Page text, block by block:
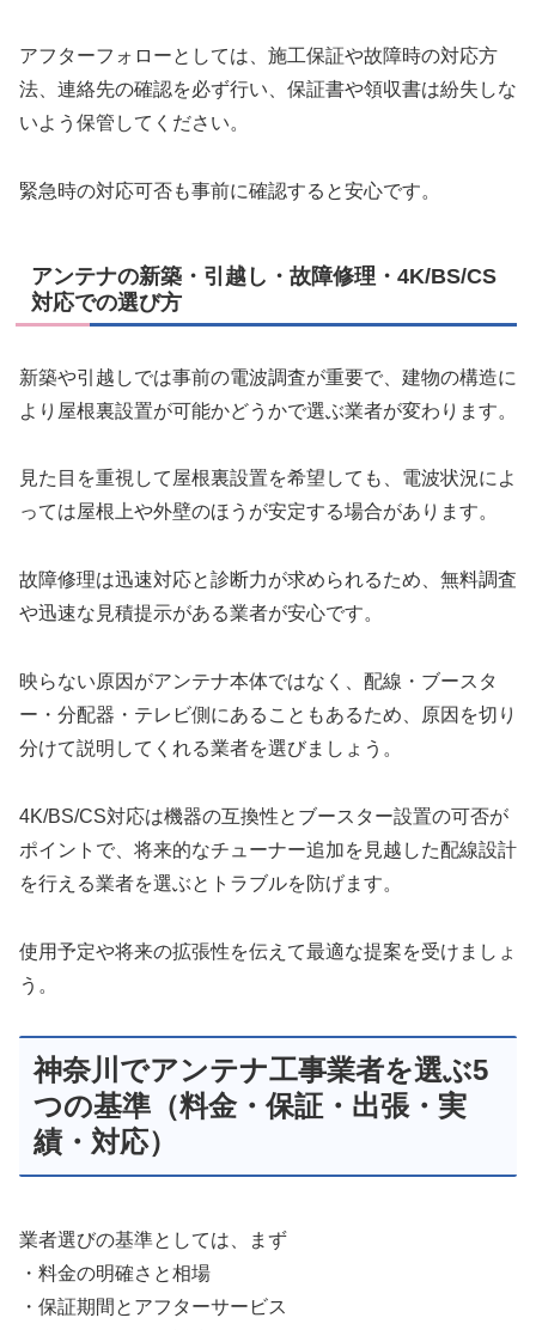
アフターフォローとしては、施工保証や故障時の対応方
法、連絡先の確認を必ず行い、保証書や領収書は紛失しな
いよう保管してください。
緊急時の対応可否も事前に確認すると安心です。
アンテナの新築・引越し・故障修理・4K/BS/CS
対応での選び方
新築や引越しでは事前の電波調査が重要で、建物の構造に
より屋根裏設置が可能かどうかで選ぶ業者が変わります。
見た目を重視して屋根裏設置を希望しても、電波状況によ
っては屋根上や外壁のほうが安定する場合があります。
故障修理は迅速対応と診断力が求められるため、無料調査
や迅速な見積提示がある業者が安心です。
映らない原因がアンテナ本体ではなく、配線・ブースタ
ー・分配器・テレビ側にあることもあるため、原因を切り
分けて説明してくれる業者を選びましょう。
4K/BS/CS対応は機器の互換性とブースター設置の可否が
ポイントで、将来的なチューナー追加を見越した配線設計
を行える業者を選ぶとトラブルを防げます。
使用予定や将来の拡張性を伝えて最適な提案を受けましょ
う。
神奈川でアンテナ工事業者を選ぶ5
つの基準（料金・保証・出張・実
績・対応）
業者選びの基準としては、まず
・料金の明確さと相場
・保証期間とアフターサービス